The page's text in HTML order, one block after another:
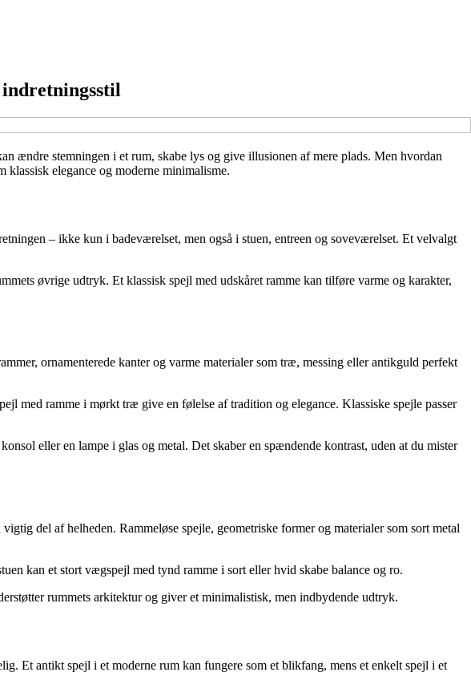
ændre stemningen i et rum, skabe lys og give illusionen af mere plads. Men hvordan
elegance og moderne minimalisme.
– ikke kun i badeværelset, men også i stuen, entreen og soveværelset. Et velvalgt
øvrige udtryk. Et klassisk spejl med udskåret ramme kan tilføre varme og karakter,
ornamenterede kanter og varme materialer som træ, messing eller antikguld perfekt
med ramme i mørkt træ give en følelse af tradition og elegance. Klassiske spejle passer
eller en lampe i glas og metal. Det skaber en spændende kontrast, uden at du mister
del af helheden. Rammeløse spejle, geometriske former og materialer som sort metal
kan et stort vægspejl med tynd ramme i sort eller hvid skabe balance og ro.
rummets arkitektur og giver et minimalistisk, men indbydende udtryk.
Et antikt spejl i et moderne rum kan fungere som et blikfang, mens et enkelt spejl i et